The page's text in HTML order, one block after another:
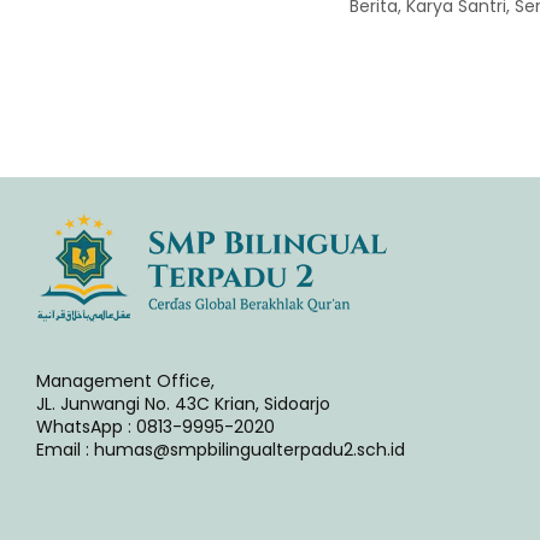
Berita, Karya Santri,
Management Office,
JL. Junwangi No. 43C Krian, Sidoarjo
WhatsApp : 0813-9995-2020
Email : humas@smpbilingualterpadu2.sch.id